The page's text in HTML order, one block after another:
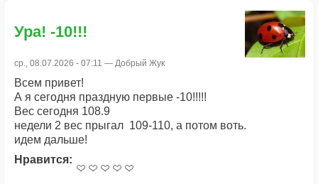
Ура! -10!!!
ср., 08.07.2026 - 07:11 — Добрый Жук
Всем привет!
А я сегодня праздную первые -10!!!!!
Вес сегодня 108.9
недели 2 вес прыгал 109-110, а потом воть.
идем дальше!
Нравится: